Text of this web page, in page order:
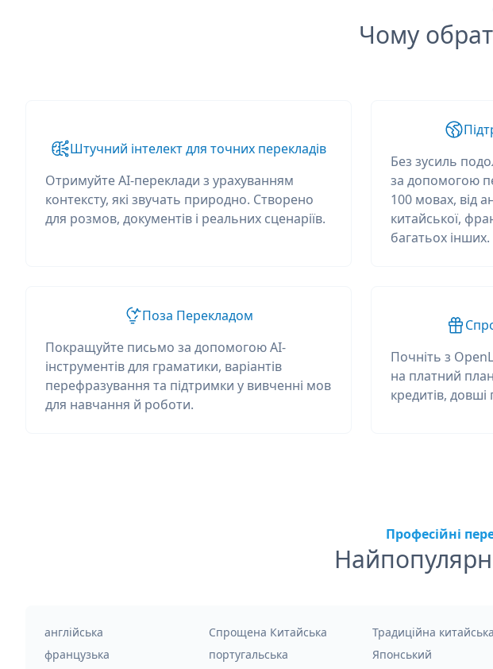
Чому
Штучний інтелект для точних перекладів
Отримуйте AI-переклади з урахуванням
контексту, які звучать природно. Створено
для розмов, документів і реальних сценаріїв.
Без зусиль
за допомогою
100 мовах, від
китайської,
багатьох інших.
Поза Перекладом
Покращуйте письмо за допомогою AI-
інструментів для граматики, варіантів
перефразування та підтримки у вивченні мов
для навчання й роботи.
Почніть з
на платний
кредитів, довші
Професійні
англійська Спрощена Китайська Традиційна китайська
французька
португальська Японський